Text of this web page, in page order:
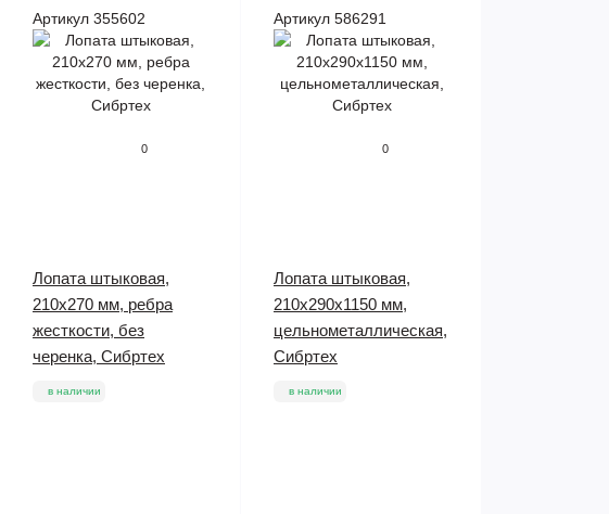
Артикул 355602
0
Лопата штыковая,
210х270 мм, ребра
жесткости, без
черенка, Сибртех
в наличии
Артикул 586291
0
Лопата штыковая,
210х290х1150 мм,
цельнометаллическая,
Сибртех
в наличии